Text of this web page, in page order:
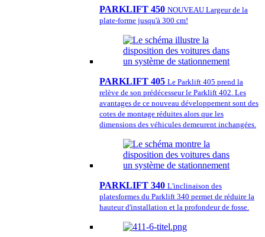
PARKLIFT 450 NOUVEAU Largeur de la
plate-forme jusqu'à 300 cm!
PARKLIFT 405 Le Parklift 405 prend la
relève de son prédécesseur le Parklift 402. Les
avantages de ce nouveau développement sont des
cotes de montage réduites alors que les
dimensions des véhicules demeurent inchangées.
PARKLIFT 340 L'inclinaison des
platesformes du Parklift 340 permet de réduire la
hauteur d'installation et la profondeur de fosse.